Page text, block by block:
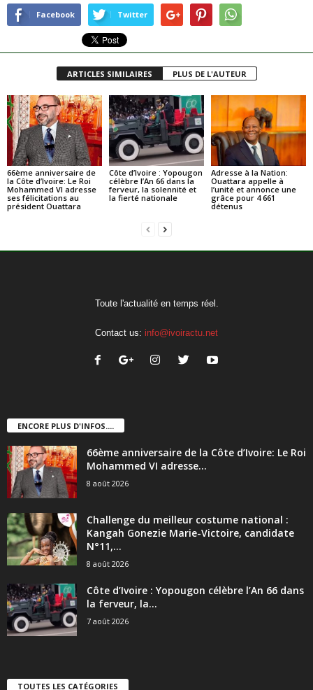
Facebook Twitter
ARTICLES SIMILAIRES PLUS DE L'AUTEUR
66ème anniversaire de
la Côte d’Ivoire: Le Roi
Mohammed VI adresse
ses félicitations au
président Ouattara
Côte d’Ivoire : Yopougon
célèbre l’An 66 dans la
ferveur, la solennité et
la fierté nationale
Adresse à la Nation:
Ouattara appelle à
l’unité et annonce une
grâce pour 4 661
détenus
Toute l'actualité en temps réel.
Contact us: info@ivoiractu.net
ENCORE PLUS D'INFOS....
66ème anniversaire de la Côte d’Ivoire: Le Roi
Mohammed VI adresse...
8 août 2026
Challenge du meilleur costume national :
Kangah Gonezie Marie-Victoire, candidate
N°11,...
8 août 2026
Côte d’Ivoire : Yopougon célèbre l’An 66 dans
la ferveur, la...
7 août 2026
TOUTES LES CATÉGORIES